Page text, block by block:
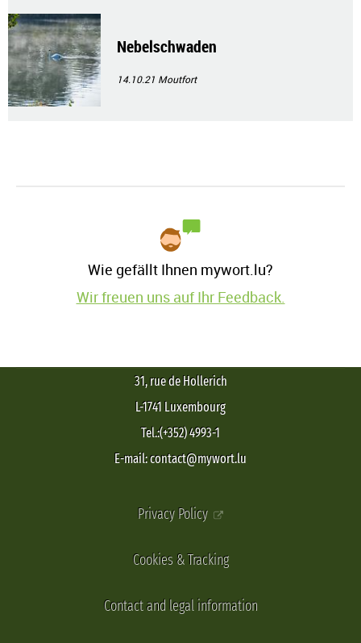
Nebelschwaden
14.10.21 Moutfort
Wie gefällt Ihnen mywort.lu?
Wir freuen uns auf Ihr Feedback.
31, rue de Hollerich
L-1741 Luxembourg
Tel.:(+352) 4993-1
E-mail: contact@mywort.lu
Privacy Policy
Cookies & Tracking
Contact and legal information